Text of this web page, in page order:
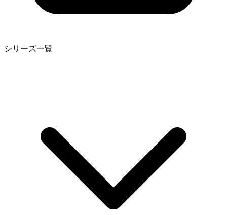
シリーズ一覧